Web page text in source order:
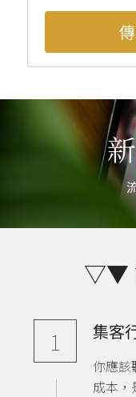
▽▼
1 集客
你應該
成本，